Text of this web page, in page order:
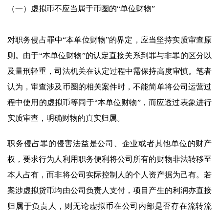
（一）虚拟币不应当属于币圈的“单位财物”
对职务侵占罪中“本单位财物”的界定，应当坚持实质审查原
则。由于“本单位财物”的认定直接关系到罪与非罪的区分以
及量刑轻重，司法机关在认定过程中需保持高度审慎。笔者
认为，审查涉及币圈的相关案件时，不能简单将公司运营过
程中使用的虚拟币等同于“本单位财物”，而应透过表象进行
实质审查，明确财物的真实归属。
职务侵占罪的侵害法益是公司、企业或者其他单位的财产
权，要求行为人利用职务便利将公司所有的财物非法转移至
本人占有，而非将公司实际控制人的个人资产据为己有。若
案涉虚拟货币均由公司负责人支付，项目产生的利润亦直接
归属于负责人，则无论虚拟币在公司内部是否存在流转流